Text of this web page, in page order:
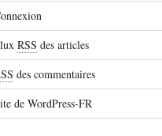
RSS des articles
des commentaires
de WordPress-FR